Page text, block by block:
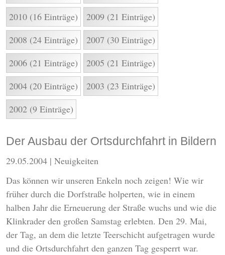
2010 (16 Einträge)
2009 (21 Einträge)
2008 (24 Einträge)
2007 (30 Einträge)
2006 (21 Einträge)
2005 (21 Einträge)
2004 (20 Einträge)
2003 (23 Einträge)
2002 (9 Einträge)
Der Ausbau der Ortsdurchfahrt in Bildern
29.05.2004 | Neuigkeiten
Das können wir unseren Enkeln noch zeigen! Wie wir
früher durch die Dorfstraße holperten, wie in einem
halben Jahr die Erneuerung der Straße wuchs und wie die
Klinkrader den großen Samstag erlebten. Den 29. Mai,
der Tag, an dem die letzte Teerschicht aufgetragen wurde
und die Ortsdurchfahrt den ganzen Tag gesperrt war.